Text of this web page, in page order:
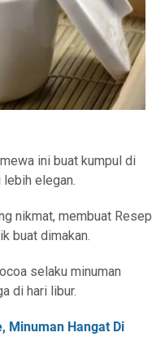
ini buat kumpul di
lebih elegan.
nikmat, membuat Resep
buat dimakan.
selaku minuman
di hari libur.
Minuman Hangat Di